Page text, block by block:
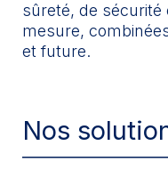
sûreté, de
mesure,
et future.
Nos